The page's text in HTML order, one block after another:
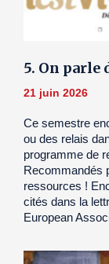
5. On parle
21 juin 2026
Ce semestre
ou des relais
programme de
Recommandés
ressources !
cités dans la
European